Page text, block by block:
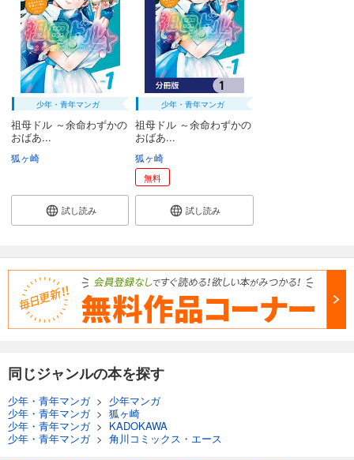
少年・青年マンガ
祖母ドル ～余命わずかの
おばあ...
狐ヶ崎
試し読み
少年・青年マンガ
祖母ドル ～余命わずかの
おばあ...
狐ヶ崎
無料
試し読み
同じジャンルの本を探す
少年・青年マンガ> 少年マンガ
少年・青年マンガ> 狐ヶ崎
少年・青年マンガ> KADOKAWA
少年・青年マンガ> 角川コミックス・エース